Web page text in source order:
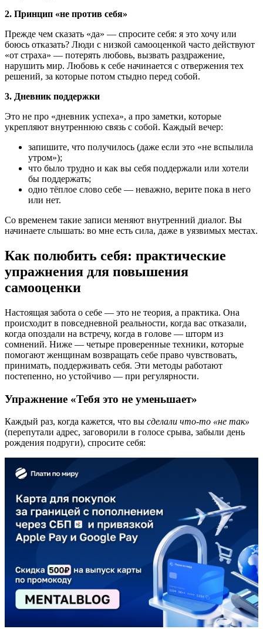
2. Принцип «не против себя»
Прежде чем сказать «да» — спросите себя: я это хочу или
боюсь отказать? Люди с низкой самооценкой часто действуют
«от страха» — потерять любовь, вызвать раздражение,
нарушить мир. Любовь к себе начинается с отвержения тех
решений, за которые потом стыдно перед собой.
3. Дневник поддержки
Это не про «дневник успеха», а про заметки, которые
укрепляют внутреннюю связь с собой. Каждый вечер:
запишите, что получилось (даже если это «не вспылила
утром»);
что было трудно и как вы себя поддержали или хотели
бы поддержать;
одно тёплое слово себе — неважно, верите пока в него
или нет.
Со временем такие записи меняют внутренний диалог. Вы
начинаете слышать: во мне есть сила, даже в уязвимых местах.
Как полюбить себя: практические
упражнения для повышения
самооценки
Настоящая забота о себе — это не теория, а практика. Она
происходит в повседневной реальности, когда вас отказали,
когда опоздали на встречу, когда в голове — шторм из
сомнений. Ниже — четыре проверенные техники, которые
помогают женщинам возвращать себе право чувствовать,
принимать, поддерживать себя. Эти методы работают
постепенно, но устойчиво — при регулярности.
Упражнение «Тебя это не уменьшает»
Каждый раз, когда кажется, что вы сделали что-то «не так»
(перепутали адрес, заговорили в голосе срыва, забыли день
рождения подруги), спросите себя: